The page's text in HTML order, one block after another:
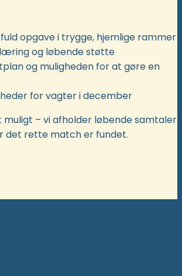
opgave i trygge, hjemlige rammer
og løbende støtte
og muligheden for at gøre en
for vagter i december
muligt – vi afholder løbende samtaler
det rette match er fundet.